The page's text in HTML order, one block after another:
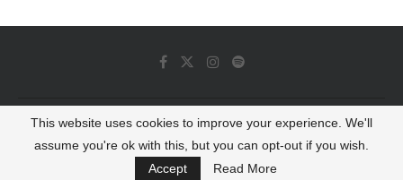
© 2022 - Luminous Dash All Rights Reserved
BACK TO TOP
This website uses cookies to improve your experience. We'll
assume you're ok with this, but you can opt-out if you wish.
Accept
Read More